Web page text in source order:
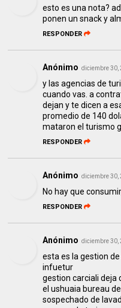
esto es una nota?
ponen un snack y
RESPONDER
Anónimo diciembre 30,
y las agencias de
cuando vas. a
dejan y te dicen a
promedio de 140
mataron el turismo
RESPONDER
Anónimo diciembre 30,
No hay que
RESPONDER
Anónimo diciembre 30,
esta es la gestion
infuetur
gestion carciali deja
el ushuaia bureau
sospechado de